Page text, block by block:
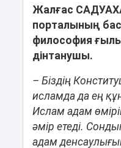
Жалғас
порталының
философия
дінтанушы.
– Біздің
исламда да ең
Ислам адам
әмір етеді.
адам